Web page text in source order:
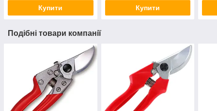
Купити Купити
Подібні товари компанії